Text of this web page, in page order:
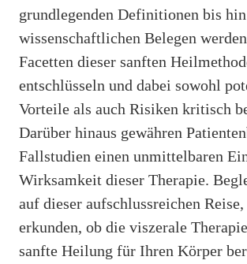
grundlegenden Definitionen bis
wissenschaftlichen Belegen
Facetten dieser sanften
entschlüsseln und dabei sowohl
Vorteile als auch Risiken kritisch
Darüber hinaus gewähren
Fallstudien einen unmittelbaren
Wirksamkeit dieser Therapie.
auf dieser aufschlussreichen
erkunden, ob die viszerale
sanfte Heilung für Ihren Körper